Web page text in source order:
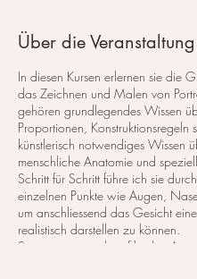
Über die Veranstaltung
In diesen Kursen erlernen sie die
das Zeichnen und Malen von
gehören grundlegendes Wissen
Proportionen, Konstruktionsregeln
künstlerisch notwendiges Wissen
menschliche Anatomie und
Schritt für Schritt führe ich sie
einzelnen Punkte wie Augen,
um anschliessend das Gesicht
realistisch darstellen zu können.
So eignen sie sich auf leichte Art